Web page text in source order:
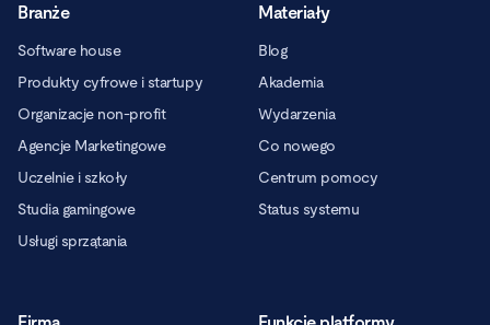
Branże
Software house
Produkty cyfrowe i startupy
Organizacje non-profit
Agencje Marketingowe
Uczelnie i szkoły
Studia gamingowe
Usługi sprzątania
Materiały
Blog
Akademia
Wydarzenia
Co nowego
Centrum pomocy
Status systemu